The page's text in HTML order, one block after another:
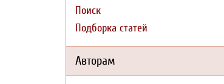
Поиск
Подборка статей
Авторам